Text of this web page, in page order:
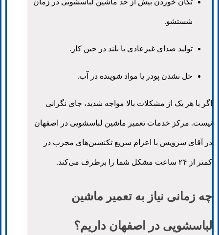
تکان خوردن بیش از حد ماشین لباسشویی در زمان
شستشو.
تولید صدای غیرعادی یا بلند در حین کار.
حل نشدن پودر یا مواد شوینده در آب.
اگر با هر یک از مشکلات بالا مواجه شدید، جای نگرانی
نیست. مرکز خدمات تعمیر ماشین لباسشویی در اصفهان
در آقای سرویس با اعزام سریع تکنسین‌های مجرب در
کمتر از ۲۴ ساعت مشکل شما را برطرف می‌کند.
چه زمانی نیاز به تعمیر ماشین
لباسشویی در اصفهان داریم؟